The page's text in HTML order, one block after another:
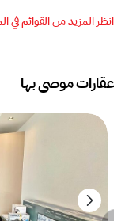
انظر المزيد من القوائم في
عقارات موصى بها